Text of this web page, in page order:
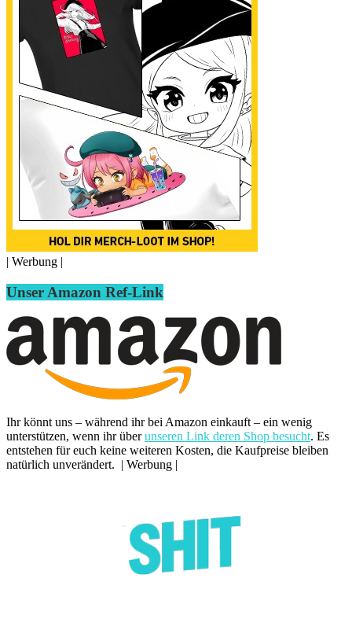
| Werbung |
Unser Amazon Ref-Link
Ihr könnt uns – während ihr bei Amazon einkauft – ein wenig
unterstützen, wenn ihr überunseren Link deren Shop besucht. Es
entstehen für euch keine weiteren Kosten, die Kaufpreise bleiben
natürlich unverändert. | Werbung |